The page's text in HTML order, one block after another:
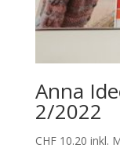
Anna
2/2022
CHF10.20 inkl.